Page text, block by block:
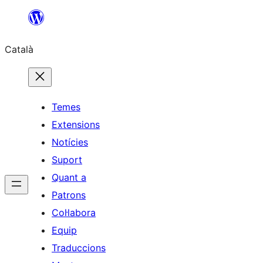
contingut
Català
Temes
Extensions
Notícies
Suport
Quant a
Patrons
Col·labora
Equip
Traduccions